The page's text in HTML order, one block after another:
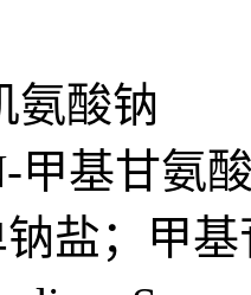
氨酸钠
甲基甘氨
盐；甲